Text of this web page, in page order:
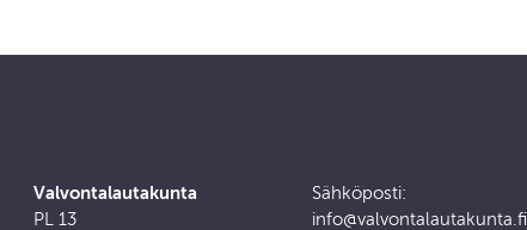
Valvontalautakunta
PL 13
Sähköposti:
info@valvontalautakunta.fi